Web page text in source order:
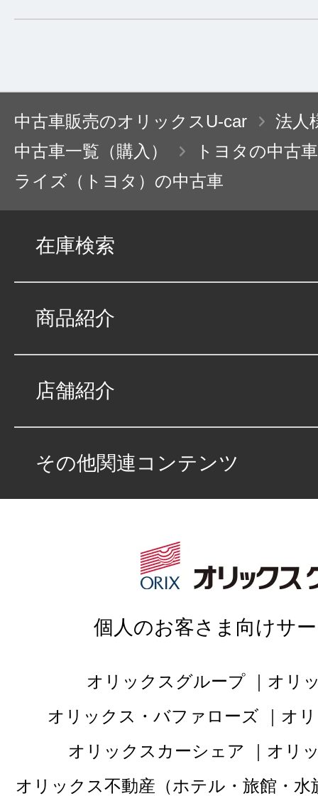
中古車販売のオリックスU-car
法人
中古車一覧（購入）
トヨタの中古車
ライズ（トヨタ）の中古車
在庫検索
商品紹介
店舗紹介
その他関連コンテンツ
個人のお客さま向けサ
オリックスグループ
オリ
オリックス・バファローズ
オ
オリックスカーシェア
オリ
オリックス不動産（ホテル・旅館・